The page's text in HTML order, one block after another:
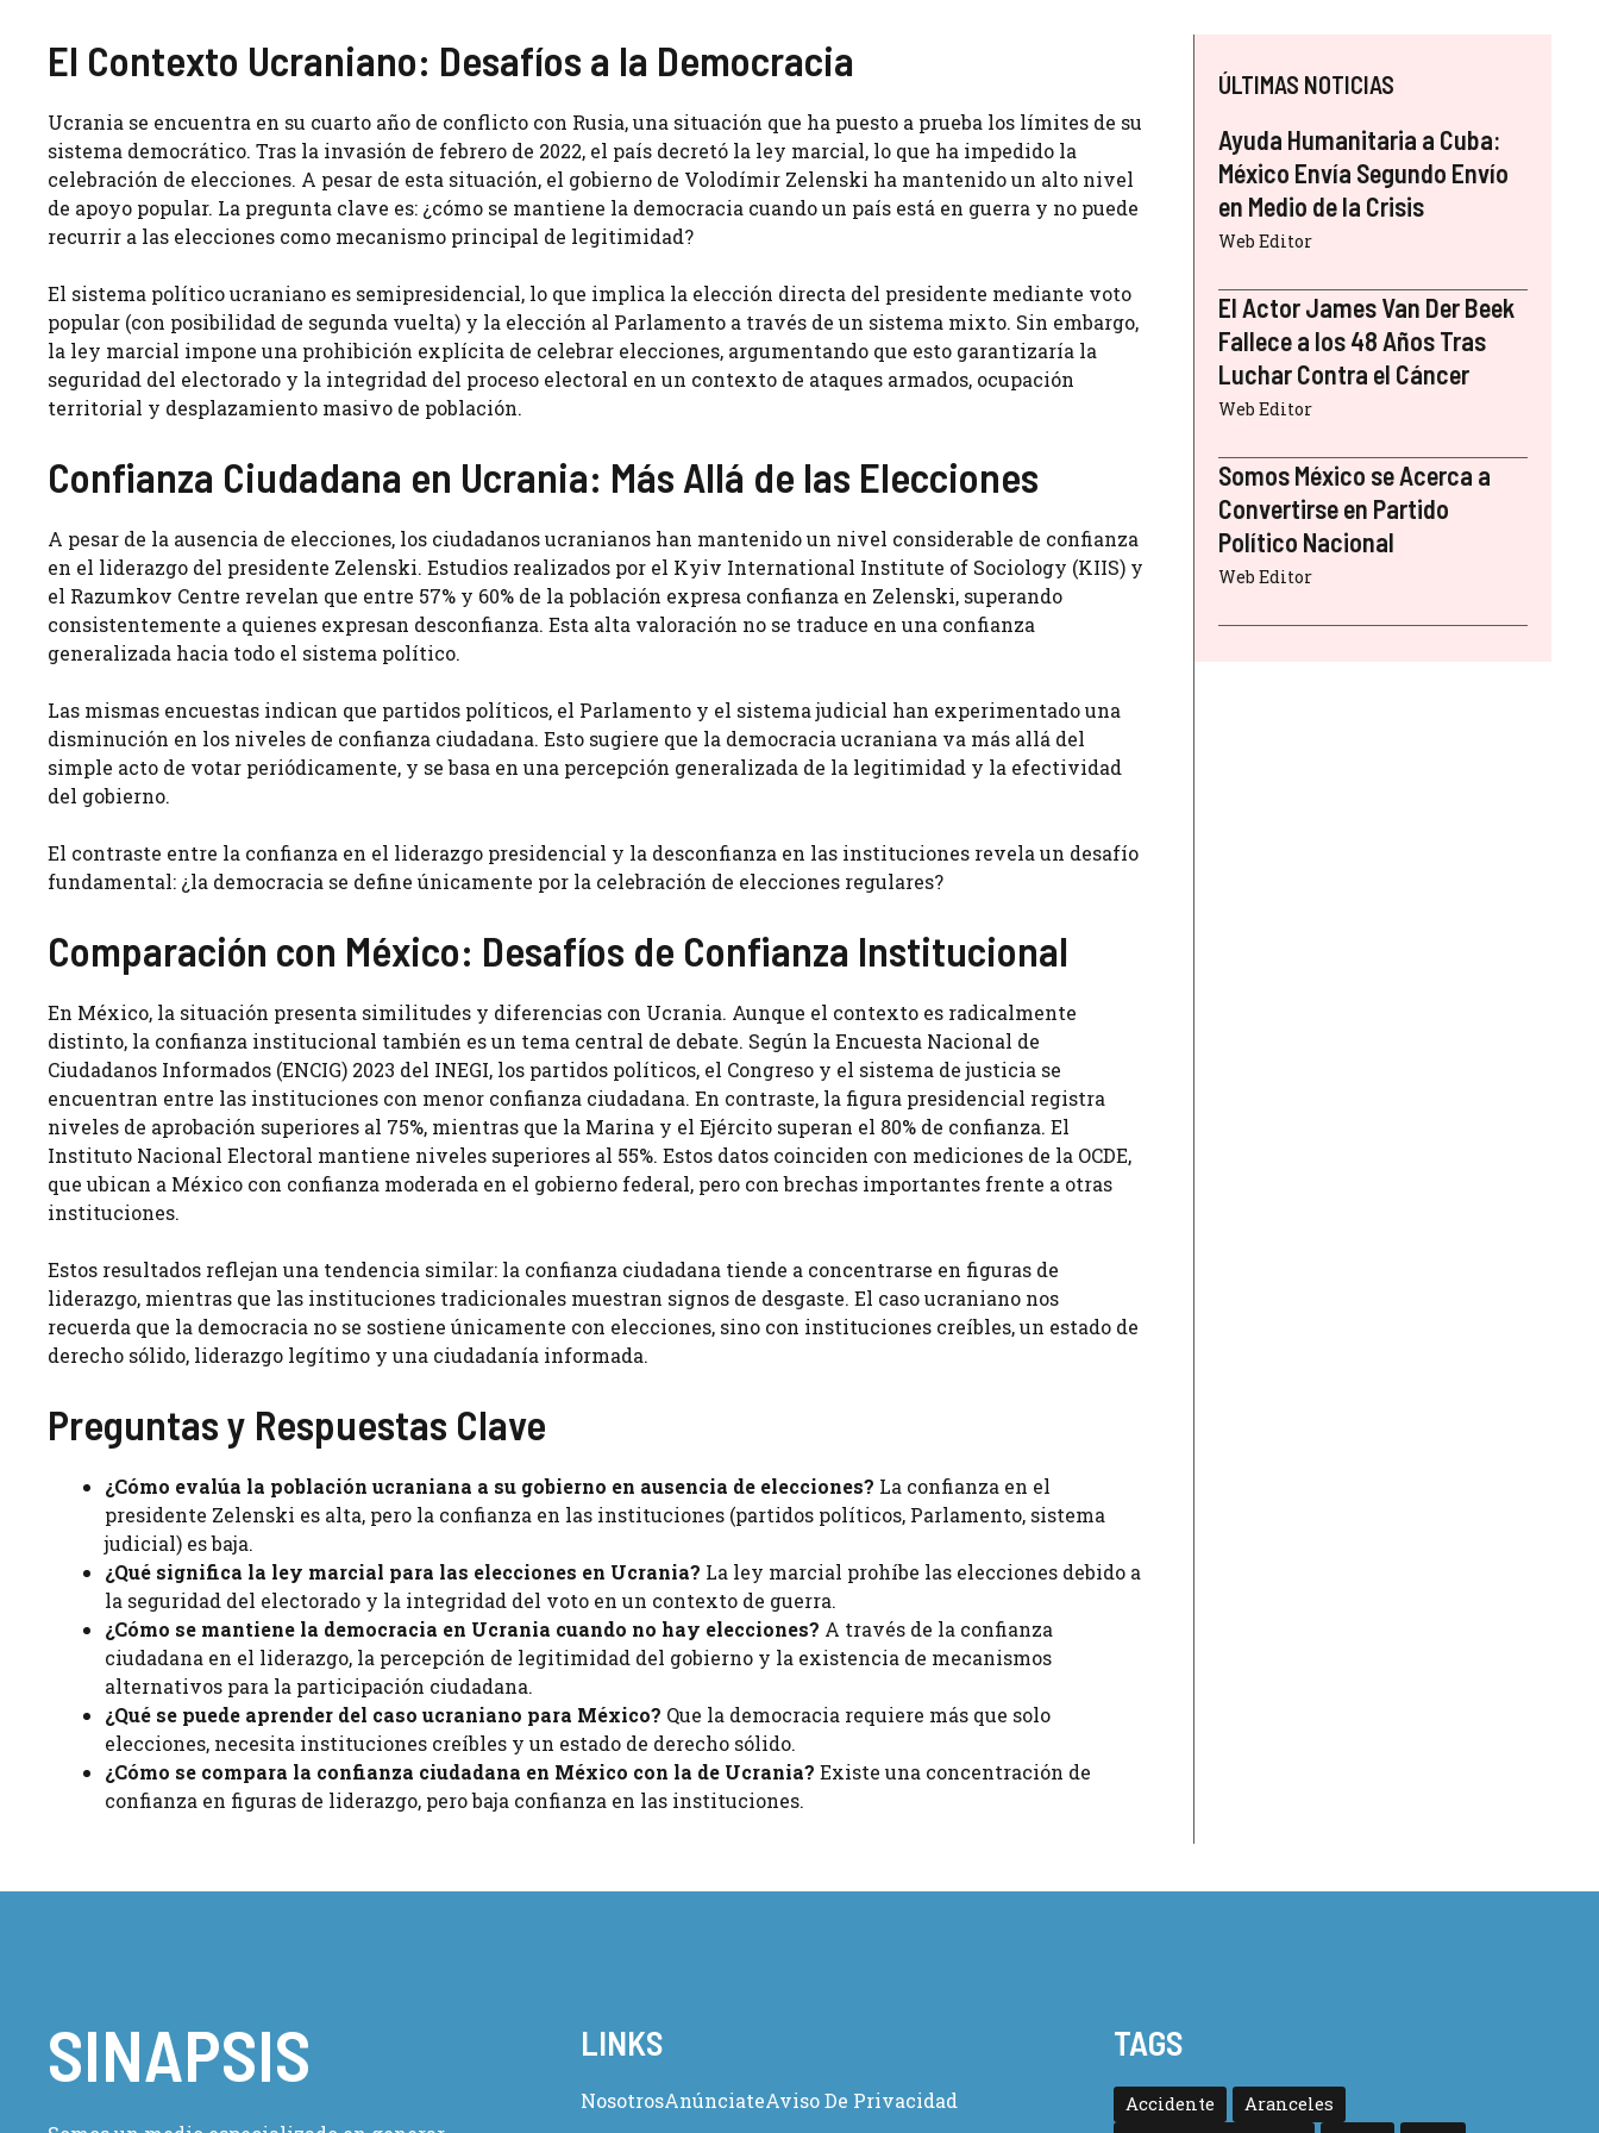
El Contexto Ucraniano: Desafíos a la Democracia
Ucrania se encuentra en su cuarto año de conflicto con Rusia, una situación que ha puesto a prueba los límites de su
sistema democrático. Tras la invasión de febrero de 2022, el país decretó la ley marcial, lo que ha impedido la
celebración de elecciones. A pesar de esta situación, el gobierno de Volodímir Zelenski ha mantenido un alto nivel
de apoyo popular. La pregunta clave es: ¿cómo se mantiene la democracia cuando un país está en guerra y no puede
recurrir a las elecciones como mecanismo principal de legitimidad?
El sistema político ucraniano es semipresidencial, lo que implica la elección directa del presidente mediante voto
popular (con posibilidad de segunda vuelta) y la elección al Parlamento a través de un sistema mixto. Sin embargo,
la ley marcial impone una prohibición explícita de celebrar elecciones, argumentando que esto garantizaría la
seguridad del electorado y la integridad del proceso electoral en un contexto de ataques armados, ocupación
territorial y desplazamiento masivo de población.
Confianza Ciudadana en Ucrania: Más Allá de las Elecciones
A pesar de la ausencia de elecciones, los ciudadanos ucranianos han mantenido un nivel considerable de confianza
en el liderazgo del presidente Zelenski. Estudios realizados por el Kyiv International Institute of Sociology (KIIS) y
el Razumkov Centre revelan que entre 57% y 60% de la población expresa confianza en Zelenski, superando
consistentemente a quienes expresan desconfianza. Esta alta valoración no se traduce en una confianza
generalizada hacia todo el sistema político.
Las mismas encuestas indican que partidos políticos, el Parlamento y el sistema judicial han experimentado una
disminución en los niveles de confianza ciudadana. Esto sugiere que la democracia ucraniana va más allá del
simple acto de votar periódicamente, y se basa en una percepción generalizada de la legitimidad y la efectividad
del gobierno.
El contraste entre la confianza en el liderazgo presidencial y la desconfianza en las instituciones revela un desafío
fundamental: ¿la democracia se define únicamente por la celebración de elecciones regulares?
Comparación con México: Desafíos de Confianza Institucional
En México, la situación presenta similitudes y diferencias con Ucrania. Aunque el contexto es radicalmente
distinto, la confianza institucional también es un tema central de debate. Según la Encuesta Nacional de
Ciudadanos Informados (ENCIG) 2023 del INEGI, los partidos políticos, el Congreso y el sistema de justicia se
encuentran entre las instituciones con menor confianza ciudadana. En contraste, la figura presidencial registra
niveles de aprobación superiores al 75%, mientras que la Marina y el Ejército superan el 80% de confianza. El
Instituto Nacional Electoral mantiene niveles superiores al 55%. Estos datos coinciden con mediciones de la OCDE,
que ubican a México con confianza moderada en el gobierno federal, pero con brechas importantes frente a otras
instituciones.
Estos resultados reflejan una tendencia similar: la confianza ciudadana tiende a concentrarse en figuras de
liderazgo, mientras que las instituciones tradicionales muestran signos de desgaste. El caso ucraniano nos
recuerda que la democracia no se sostiene únicamente con elecciones, sino con instituciones creíbles, un estado de
derecho sólido, liderazgo legítimo y una ciudadanía informada.
Preguntas y Respuestas Clave
¿Cómo evalúa la población ucraniana a su gobierno en ausencia de elecciones? La confianza en el
presidente Zelenski es alta, pero la confianza en las instituciones (partidos políticos, Parlamento, sistema
judicial) es baja.
¿Qué significa la ley marcial para las elecciones en Ucrania? La ley marcial prohíbe las elecciones debido a
la seguridad del electorado y la integridad del voto en un contexto de guerra.
¿Cómo se mantiene la democracia en Ucrania cuando no hay elecciones? A través de la confianza
ciudadana en el liderazgo, la percepción de legitimidad del gobierno y la existencia de mecanismos
alternativos para la participación ciudadana.
¿Qué se puede aprender del caso ucraniano para México? Que la democracia requiere más que solo
elecciones, necesita instituciones creíbles y un estado de derecho sólido.
¿Cómo se compara la confianza ciudadana en México con la de Ucrania? Existe una concentración de
confianza en figuras de liderazgo, pero baja confianza en las instituciones.
ÚLTIMAS NOTICIAS
Ayuda Humanitaria a Cuba:
México Envía Segundo Envío
en Medio de la Crisis
Web Editor
El Actor James Van Der Beek
Fallece a los 48 Años Tras
Luchar Contra el Cáncer
Web Editor
Somos México se Acerca a
Convertirse en Partido
Político Nacional
Web Editor
SINAPSIS LINKS
NosotrosAnúnciateAviso De Privacidad
TAGS
Accidente
Aranceles